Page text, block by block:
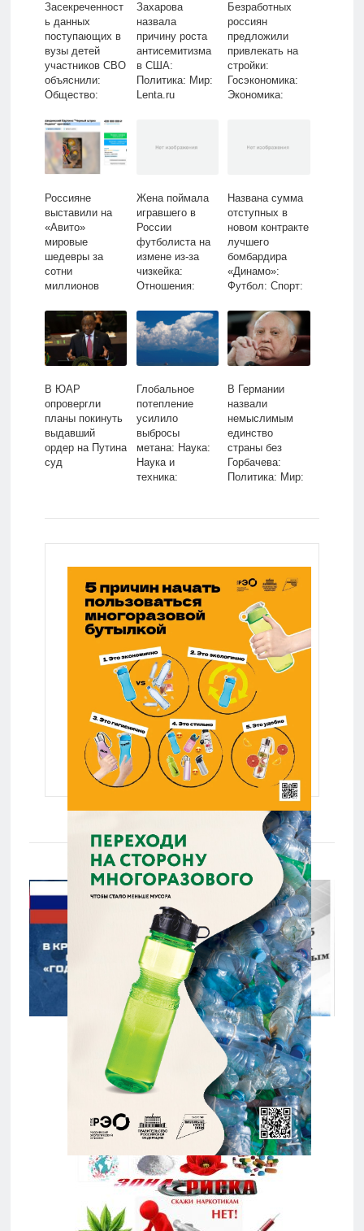
Засекреченност
ь данных
поступающих в
вузы детей
участников СВО
объяснили:
Общество:
Захарова
назвала
причину роста
антисемитизма
в США:
Политика: Мир:
Lenta.ru
Безработных
россиян
предложили
привлекать на
стройки:
Госэкономика:
Экономика:
Россияне
выставили на
«Авито»
мировые
шедевры за
сотни
миллионов
Жена поймала
игравшего в
России
футболиста на
измене из-за
чизкейка:
Отношения:
Lenta.ru
Названа сумма
отступных в
новом контракте
лучшего
бомбардира
«Динамо»:
Футбол: Спорт:
В ЮАР
опровергли
планы покинуть
выдавший
ордер на Путина
суд
Глобальное
потепление
усилило
выбросы
метана: Наука:
Наука и
техника:
В Германии
назвали
немыслимым
единство
страны без
Горбачева:
Политика: Мир: